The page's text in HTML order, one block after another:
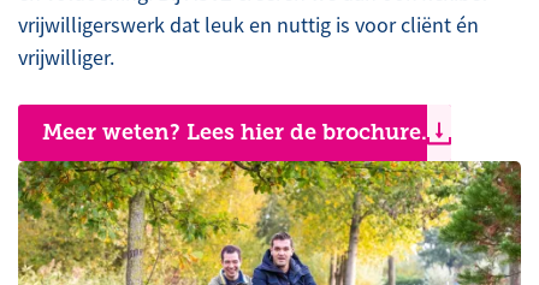
vrijwilligerswerk dat leuk en nuttig is voor cliënt én
vrijwilliger.
Meer weten? Lees hier de brochure.